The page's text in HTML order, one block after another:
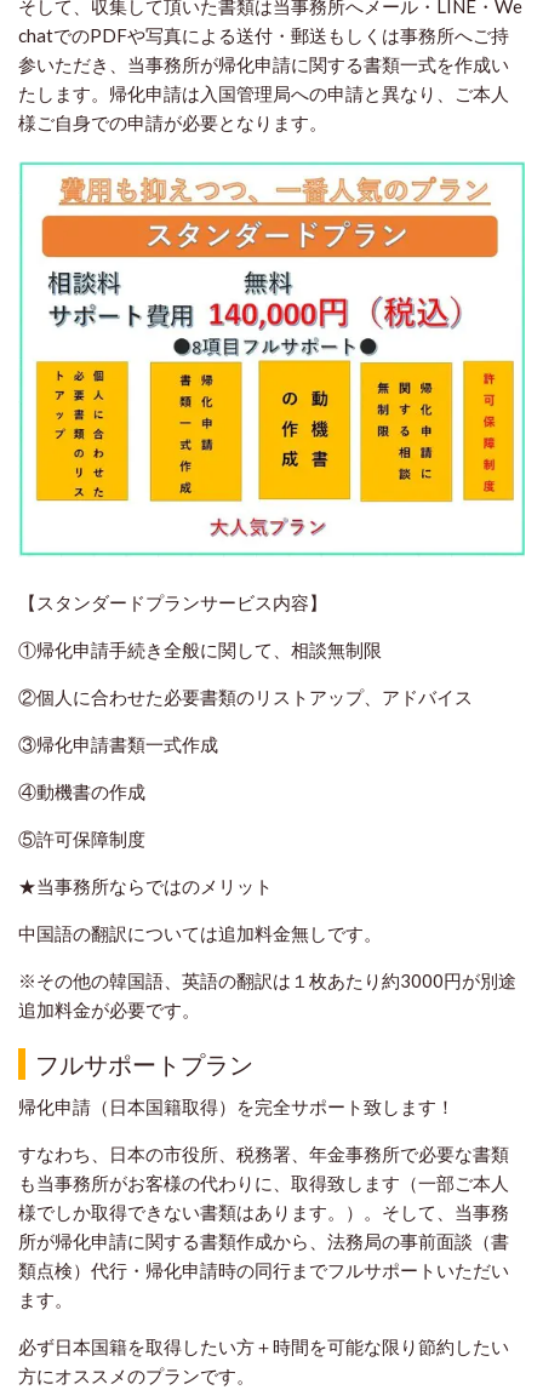
そして、収集して頂いた書類は当事務所へメール・LINE・We
chatでのPDFや写真による送付・郵送もしくは事務所へご持
参いただき、当事務所が帰化申請に関する書類一式を作成い
たします。帰化申請は入国管理局への申請と異なり、ご本人
様ご自身での申請が必要となります。
【スタンダードプランサービス内容】
①帰化申請手続き全般に関して、相談無制限
②個人に合わせた必要書類のリストアップ、アドバイス
③帰化申請書類一式作成
④動機書の作成
⑤許可保障制度
★当事務所ならではのメリット
中国語の翻訳については追加料金無しです。
※その他の韓国語、英語の翻訳は１枚あたり約3000円が別途
追加料金が必要です。
フルサポートプラン
帰化申請（日本国籍取得）を完全サポート致します！
すなわち、日本の市役所、税務署、年金事務所で必要な書類
も当事務所がお客様の代わりに、取得致します（一部ご本人
様でしか取得できない書類はあります。）。そして、当事務
所が帰化申請に関する書類作成から、法務局の事前面談（書
類点検）代行・帰化申請時の同行までフルサポートいただい
ます。
必ず日本国籍を取得したい方＋時間を可能な限り節約したい
方にオススメのプランです。